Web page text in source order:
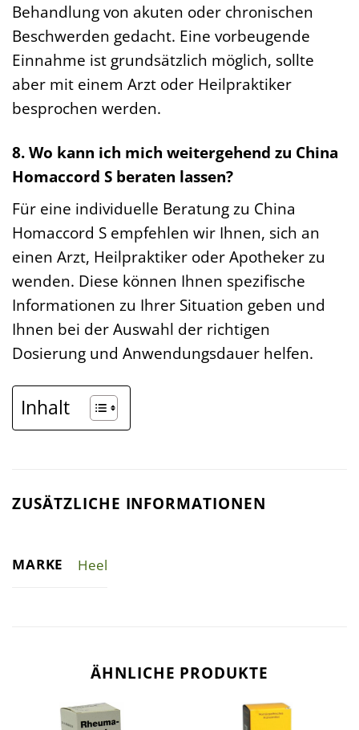
Behandlung von akuten oder chronischen
Beschwerden gedacht. Eine vorbeugende
Einnahme ist grundsätzlich möglich, sollte
aber mit einem Arzt oder Heilpraktiker
besprochen werden.
8. Wo kann ich mich weitergehend zu China
Homaccord S beraten lassen?
Für eine individuelle Beratung zu China
Homaccord S empfehlen wir Ihnen, sich an
einen Arzt, Heilpraktiker oder Apotheker zu
wenden. Diese können Ihnen spezifische
Informationen zu Ihrer Situation geben und
Ihnen bei der Auswahl der richtigen
Dosierung und Anwendungsdauer helfen.
Inhalt
ZUSÄTZLICHE INFORMATIONEN
MARKE Heel
ÄHNLICHE PRODUKTE